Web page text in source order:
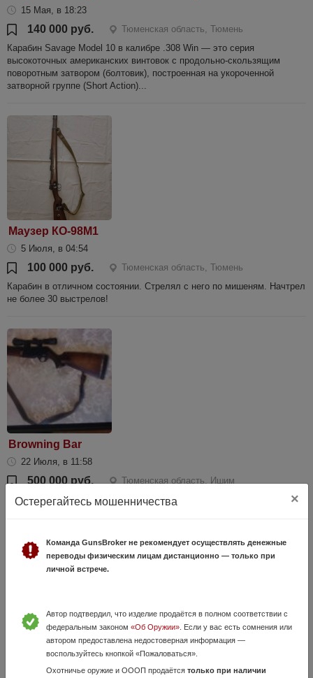
15 Мая, в 18:23
140 000 руб.
Тюменская область, Тюмень
Карабин Savage Model 10 в калибре .308 Win — это серия
высокоточных американских винтовок с продольно-скользящим
поворотным затвором (болтовик), построенная на укороченной
затворной группе (Short Action)...
Маузер КО-98М1
5 Июля, в 04:54
100 000 руб.
Тюменская область, Тюмень
Карабин в отличном состоянии. Стрелял с него по мишеням. Начтрел
не более 30 выстрелов!
Browning Bar
22 Июля, в 11:58
500 000 руб.
Тюменская область, Ишим
Оружие по назначению использовалось мало. Произведено три
приклада дерево. Продажа б...
Остерегайтесь мошенничества ×
Команда GunsBroker не рекомендует осуществлять денежные
переводы физическим лицам дистанционно — только при
личной встрече.
Автор подтвердил, что изделие продаётся в полном соответствии с
федеральным законом «Об Оружии». Если у вас есть сомнения или
автором предоставлена недостоверная информация —
воспользуйтесь кнопкой «Пожаловаться».
Охотничье оружие и ОООП продаётся только при наличии